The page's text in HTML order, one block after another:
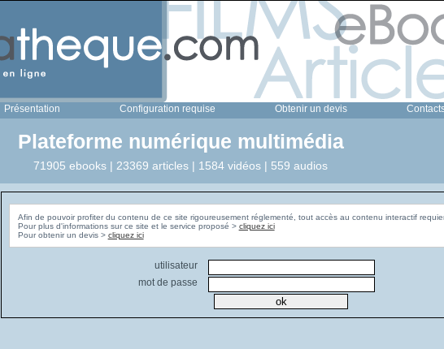
Présentation Configuration requise Obtenir un devis
Plateforme numérique multimédia
71905 ebooks | 23369 articles | 1584 vidéos | 559 audios
Afin de pouvoir profiter du contenu de ce site rigoureusement réglementé, tout accès au contenu interactif
Pour plus d'informations sur ce site et le service proposé > cliquez ici
Pour obtenir un devis > cliquez ici
utilisateur
mot de passe